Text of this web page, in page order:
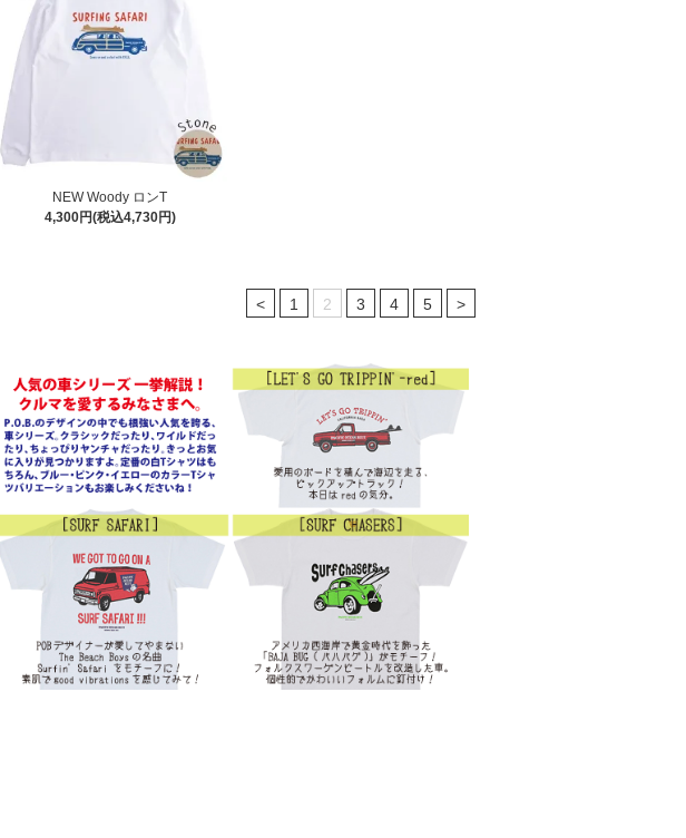
NEW Woody ロンT
4,300円(税込4,730円)
< 1 2 3 4 5 >